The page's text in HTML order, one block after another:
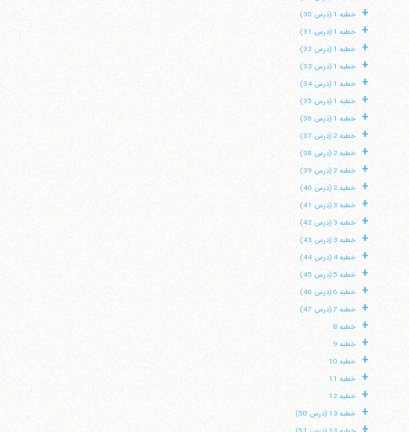
+ خطبه 1 (درس 30)
+ خطبه 1 (درس 31)
+ خطبه 1 (درس 32)
+ خطبه 1 (درس 33)
+ خطبه 1 (درس 34)
+ خطبه 1 (درس 35)
+ خطبه 1 (درس 36)
+ خطبه 2 (درس 37)
+ خطبه 2 (درس 38)
+ خطبه 2 (درس 39)
+ خطبه 2 (درس 40)
+ خطبه 3 (درس 41)
+ خطبه 3 (درس 42)
+ خطبه 3 (درس 43)
+ خطبه 4 (درس 44)
+ خطبه 5 (درس 45)
+ خطبه 6 (درس 46)
+ خطبه 7 (درس 47)
+ خطبه 8
+ خطبه 9
+ خطبه 10
+ خطبه 11
+ خطبه 12
+ خطبه 13 (درس 50)